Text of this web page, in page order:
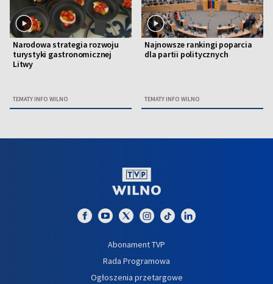
Narodowa strategia rozwoju
turystyki gastronomicznej
Litwy
TEMATY INFO WILNO
Najnowsze rankingi poparcia
dla partii politycznych
TEMATY INFO WILNO
Abonament TVP
Rada Programowa
Ogłoszenia przetargowe